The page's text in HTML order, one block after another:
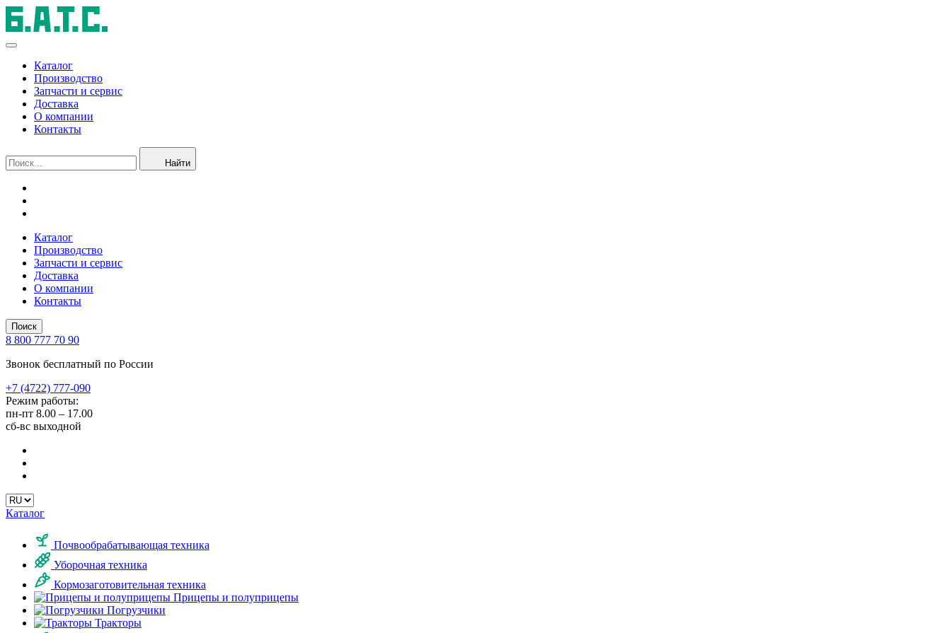
Каталог
Производство
Запчасти и сервис
Доставка
О компании
Контакты
Найти
Каталог
Производство
Запчасти и сервис
Доставка
О компании
Контакты
Поиск
8 800 777 70 90
Звонок бесплатный по России
+7 (4722) 777-090
Режим работы:
пн-пт 8.00 – 17.00
сб-вс выходной
Каталог
Почвообрабатывающая техника
Уборочная техника
Кормозаготовительная техника
Прицепы и полуприцепы
Погрузчики
Тракторы